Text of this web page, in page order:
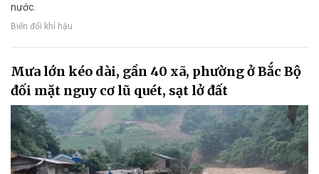
nước.
Biến đổi khí hậu
Mưa lớn kéo dài, gần 40 xã, phường ở Bắc Bộ
đối mặt nguy cơ lũ quét, sạt lở đất